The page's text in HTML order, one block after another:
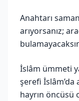
Anahtarı
arıyorsanız;
İslâm ümmeti
şerefi İslâm’da
hayrın öncüsü